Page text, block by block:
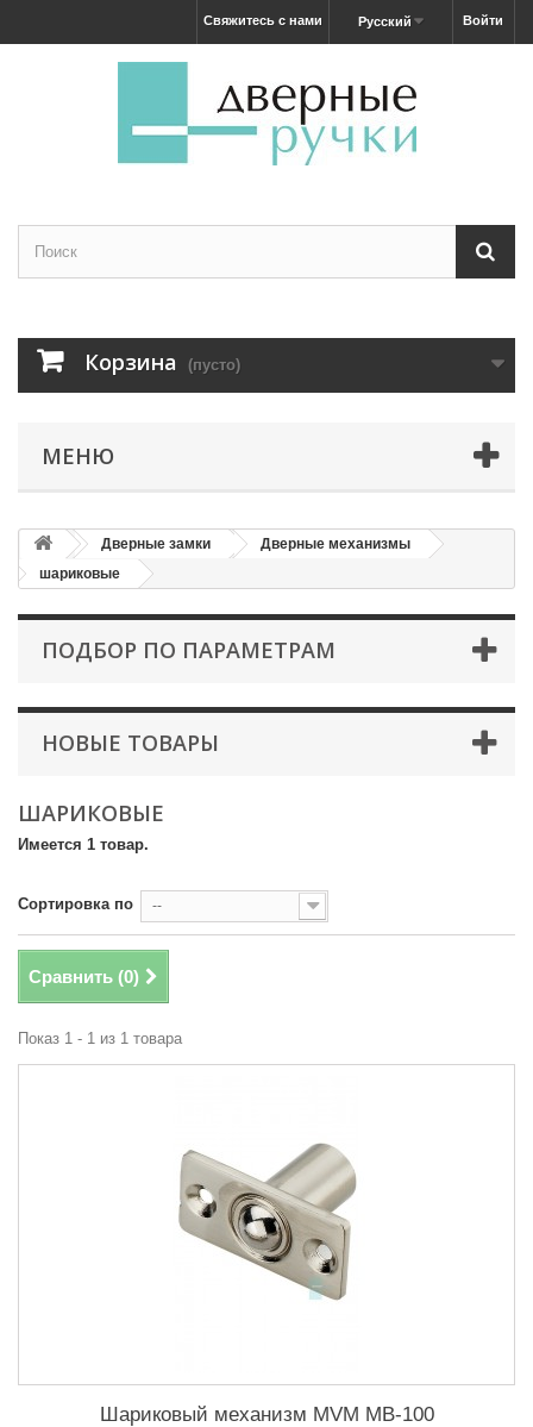
Войти
Русский
Свяжитесь с нами
Корзина (пусто)
МЕНЮ
Дверные замки
Дверные механизмы
шариковые
ПОДБОР ПО ПАРАМЕТРАМ
НОВЫЕ ТОВАРЫ
ШАРИКОВЫЕ
Имеется 1 товар.
Сортировка по --
Сравнить (0)
Показ 1 - 1 из 1 товара
Шариковый механизм MVM MB-100